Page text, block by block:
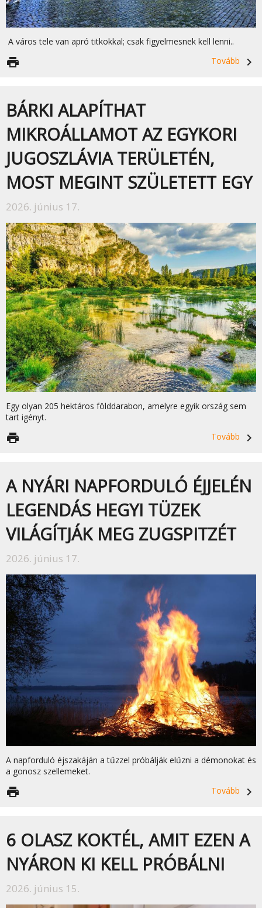
A város tele van apró titkokkal; csak figyelmesnek kell lenni..
Tovább
navigate_next
print
BÁRKI ALAPÍTHAT
MIKROÁLLAMOT AZ EGYKORI
JUGOSZLÁVIA TERÜLETÉN,
MOST MEGINT SZÜLETETT EGY
2026. június 17.
Egy olyan 205 hektáros földdarabon, amelyre egyik ország sem
tart igényt.
Tovább
navigate_next
print
A NYÁRI NAPFORDULÓ ÉJJELÉN
LEGENDÁS HEGYI TÜZEK
VILÁGÍTJÁK MEG ZUGSPITZÉT
2026. június 17.
A napforduló éjszakáján a tűzzel próbálják elűzni a démonokat és
a gonosz szellemeket.
Tovább
navigate_next
print
6 OLASZ KOKTÉL, AMIT EZEN A
NYÁRON KI KELL PRÓBÁLNI
2026. június 15.